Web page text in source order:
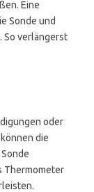
Eine
Sonde und
So verlängerst
oder
die
Thermometer